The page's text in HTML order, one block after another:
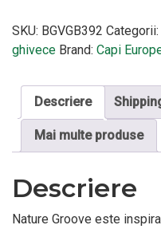
SKU: BGVGB392 Categorii:
ghivece Brand: Capi
Descriere
Mai multe produse
Descriere
Nature Groove este